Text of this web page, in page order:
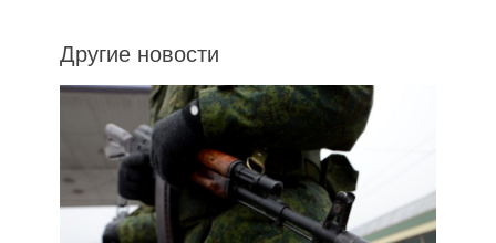
Другие новости